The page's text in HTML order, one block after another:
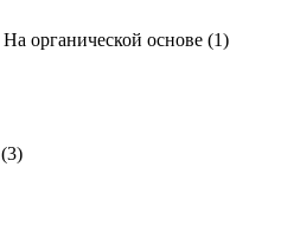
На органической основе (1)
(3)